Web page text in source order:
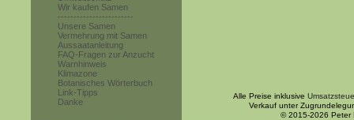
Wir kaufen Samen
------------------------
Unsere Samen
Vermehrung mit Samen
Aussaatanleitung
FAQ-Fragen zur Anzucht
Warnhinweis
Klimazone
Botanisches Wörterbuch
Link-Tipps
Danke
Alle Preise inklusive
Verkauf unter
© 2015-2026 Peter